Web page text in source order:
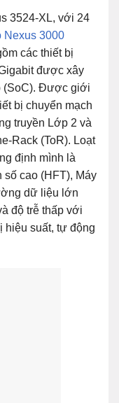
3524-XL, với 24
Nexus 3000
các thiết bị
được xây
(SoC). Được giới
bị chuyển mạch
truyền Lớp 2 và
Rack (ToR). Loạt
định mình là
số cao (HFT), Máy
dữ liệu lớn
độ trễ thấp với
hiệu suất, tự động